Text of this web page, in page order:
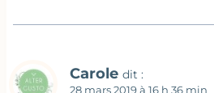
Carole dit :
28 mars 2019 à 16 h 36 min